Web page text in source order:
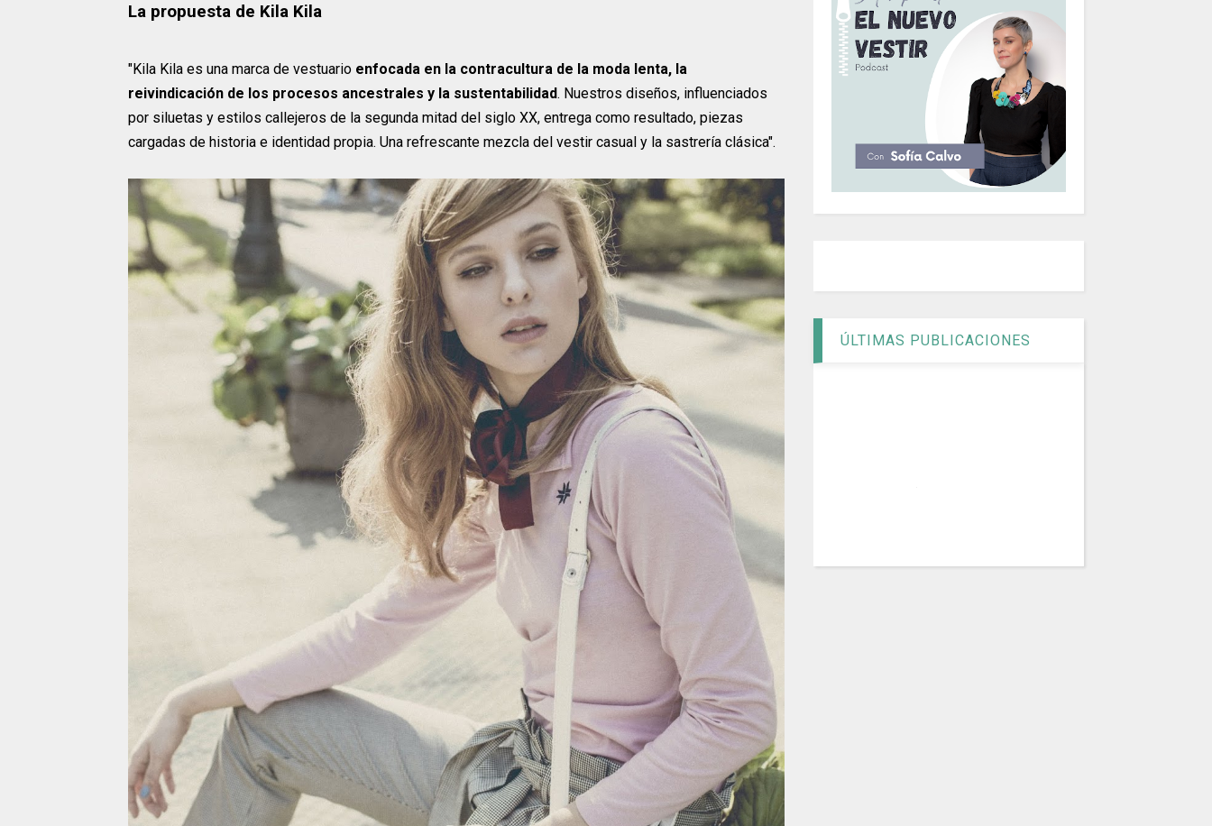
La propuesta de Kila Kila
"Kila Kila es una marca de vestuario enfocada en la contracultura de la moda lenta, la
reivindicación de los procesos ancestrales y la sustentabilidad. Nuestros diseños, influenciados
por siluetas y estilos callejeros de la segunda mitad del siglo XX, entrega como resultado, piezas
cargadas de historia e identidad propia. Una refrescante mezcla del vestir casual y la sastrería clásica".
ÚLTIMAS PUBLICACIONES